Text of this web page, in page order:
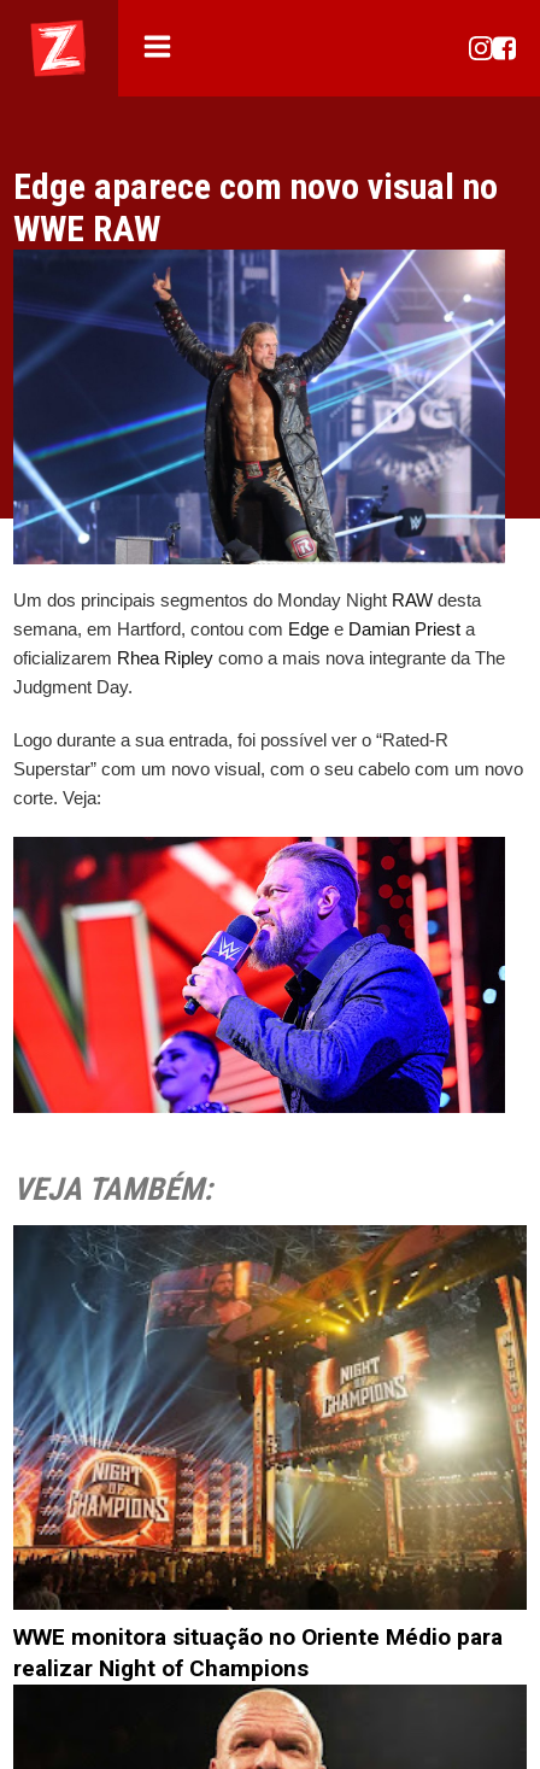
Edge aparece com novo visual no
WWE RAW
Um dos principais segmentos do Monday Night RAW desta
semana, em Hartford, contou com Edge e Damian Priest a
oficializarem Rhea Ripley como a mais nova integrante da The
Judgment Day.
Logo durante a sua entrada, foi possível ver o “Rated-R
Superstar” com um novo visual, com o seu cabelo com um novo
corte. Veja:
VEJA TAMBÉM:
WWE monitora situação no Oriente Médio para
realizar Night of Champions